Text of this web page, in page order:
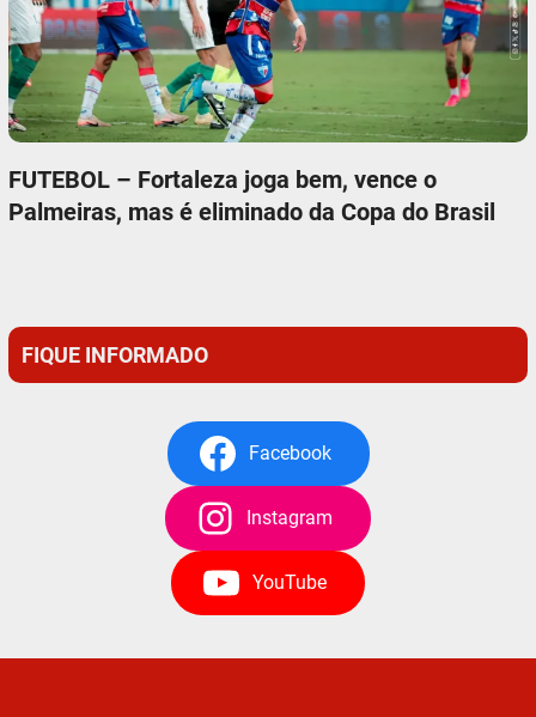
FUTEBOL – Fortaleza joga bem, vence o
Palmeiras, mas é eliminado da Copa do Brasil
FIQUE INFORMADO
Facebook
Instagram
YouTube